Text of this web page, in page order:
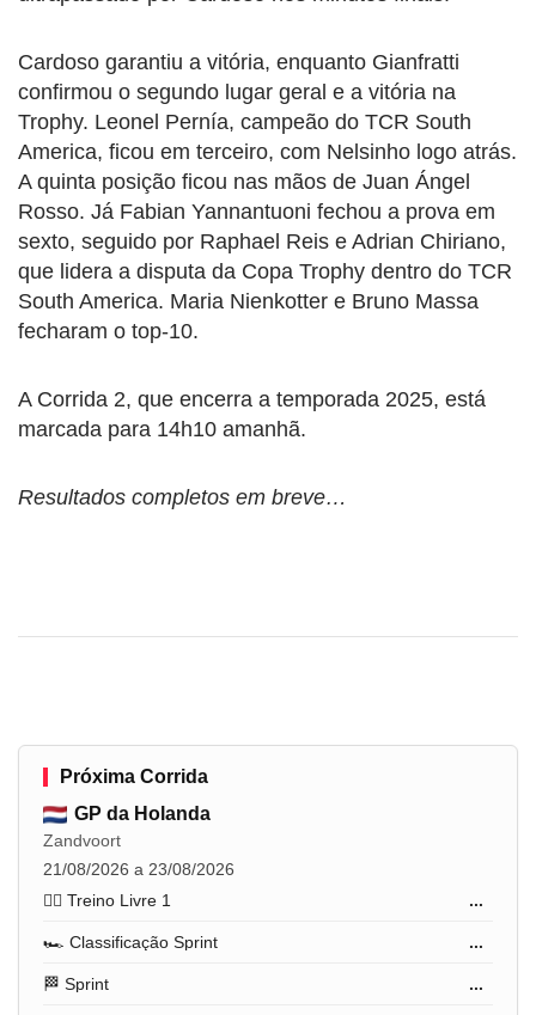
Cardoso garantiu a vitória, enquanto Gianfratti
confirmou o segundo lugar geral e a vitória na
Trophy. Leonel Pernía, campeão do TCR South
America, ficou em terceiro, com Nelsinho logo atrás.
A quinta posição ficou nas mãos de Juan Ángel
Rosso. Já Fabian Yannantuoni fechou a prova em
sexto, seguido por Raphael Reis e Adrian Chiriano,
que lidera a disputa da Copa Trophy dentro do TCR
South America. Maria Nienkotter e Bruno Massa
fecharam o top-10.
A Corrida 2, que encerra a temporada 2025, está
marcada para 14h10 amanhã.
Resultados completos em breve…
Próxima Corrida
GP da Holanda
Zandvoort
21/08/2026 a 23/08/2026
🏋️‍♂️ Treino Livre 1
...
🏎️ Classificação Sprint ...
🏁 Sprint ...